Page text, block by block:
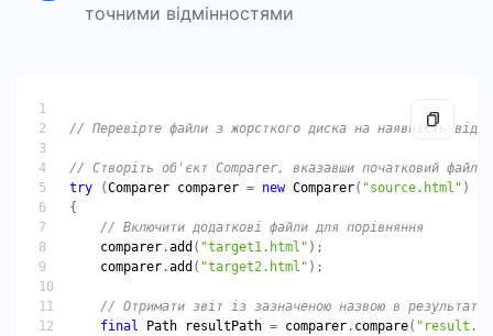
точними відмінностями
try (Comparer comparer = new Comparer( "source.html"
comparer .add ( "target1.html"
comparer .add ( "target2.html"
final
Path resultPath = comparer . compare(